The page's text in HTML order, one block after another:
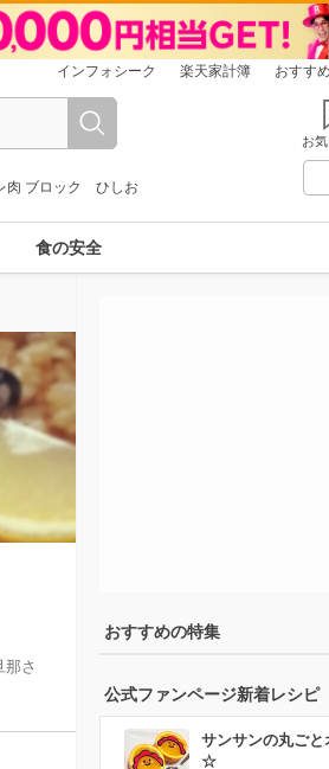
インフォシーク 楽天家計簿 おすす
肉 ブロック ひしお
お
食の安全
さ
おすすめの特集
公式ファンページ新着レシピ
サンサンの丸ご
☆